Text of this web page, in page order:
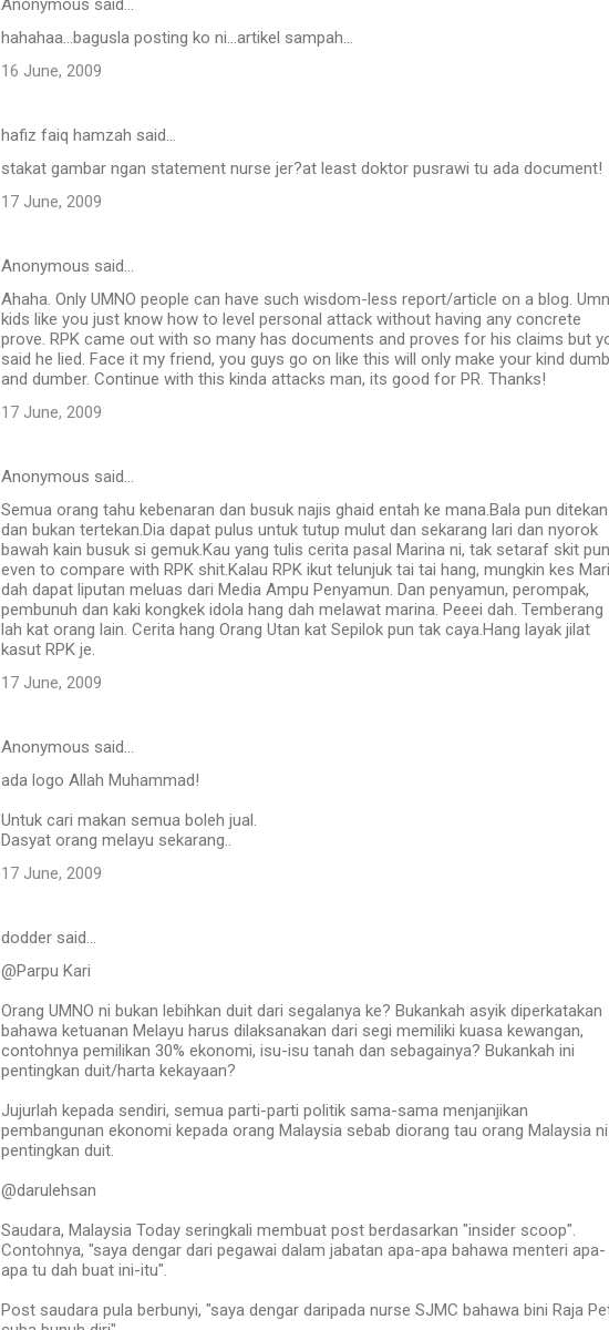
Anonymous said…
hahahaa...bagusla posting ko ni...artikel sampah...
16 June, 2009
hafiz faiq hamzah said…
stakat gambar ngan statement nurse jer?at least doktor pusrawi tu ada document!
17 June, 2009
Anonymous said…
Ahaha. Only UMNO people can have such wisdom-less report/article on a blog.
kids like you just know how to level personal attack without having any concrete
prove. RPK came out with so many has documents and proves for his claims but
said he lied. Face it my friend, you guys go on like this will only make your kind
and dumber. Continue with this kinda attacks man, its good for PR. Thanks!
17 June, 2009
Anonymous said…
Semua orang tahu kebenaran dan busuk najis ghaid entah ke mana.Bala pun ditekan
dan bukan tertekan.Dia dapat pulus untuk tutup mulut dan sekarang lari dan nyorok
bawah kain busuk si gemuk.Kau yang tulis cerita pasal Marina ni, tak setaraf skit pun
even to compare with RPK shit.Kalau RPK ikut telunjuk tai tai hang, mungkin kes
dah dapat liputan meluas dari Media Ampu Penyamun. Dan penyamun, perompak,
pembunuh dan kaki kongkek idola hang dah melawat marina. Peeei dah. Temberang
lah kat orang lain. Cerita hang Orang Utan kat Sepilok pun tak caya.Hang layak jilat
kasut RPK je.
17 June, 2009
Anonymous said…
ada logo Allah Muhammad!
Untuk cari makan semua boleh jual.
Dasyat orang melayu sekarang..
17 June, 2009
dodder said…
@Parpu Kari
Orang UMNO ni bukan lebihkan duit dari segalanya ke? Bukankah asyik diperkatakan
bahawa ketuanan Melayu harus dilaksanakan dari segi memiliki kuasa kewangan,
contohnya pemilikan 30% ekonomi, isu-isu tanah dan sebagainya? Bukankah ini
pentingkan duit/harta kekayaan?
Jujurlah kepada sendiri, semua parti-parti politik sama-sama menjanjikan
pembangunan ekonomi kepada orang Malaysia sebab diorang tau orang Malaysia ni
pentingkan duit.
@darulehsan
Saudara, Malaysia Today seringkali membuat post berdasarkan "insider scoop".
Contohnya, "saya dengar dari pegawai dalam jabatan apa-apa bahawa menteri apa-
apa tu dah buat ini-itu".
Post saudara pula berbunyi, "saya dengar daripada nurse SJMC bahawa bini Raja